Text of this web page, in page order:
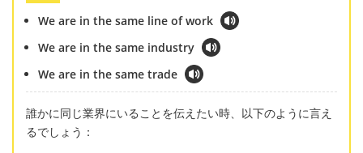
We are in the same line of work
We are in the same industry
We are in the same trade
誰かに同じ業界にいることを伝えたい時、以下のように言え
るでしょう：